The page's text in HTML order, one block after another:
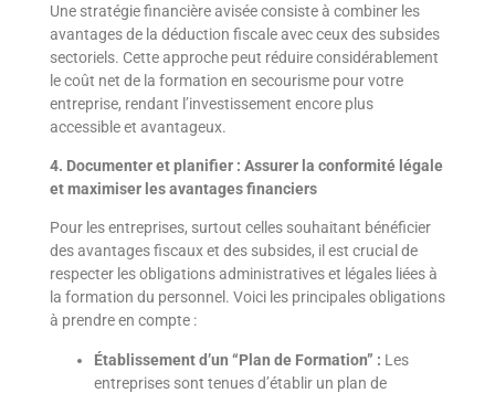
Une stratégie financière avisée consiste à combiner les
avantages de la déduction fiscale avec ceux des subsides
sectoriels. Cette approche peut réduire considérablement
le coût net de la formation en secourisme pour votre
entreprise, rendant l’investissement encore plus
accessible et avantageux.
4. Documenter et planifier : Assurer la conformité légale
et maximiser les avantages financiers
Pour les entreprises, surtout celles souhaitant bénéficier
des avantages fiscaux et des subsides, il est crucial de
respecter les obligations administratives et légales liées à
la formation du personnel. Voici les principales obligations
à prendre en compte :
Établissement d’un “Plan de Formation” : Les
entreprises sont tenues d’établir un plan de